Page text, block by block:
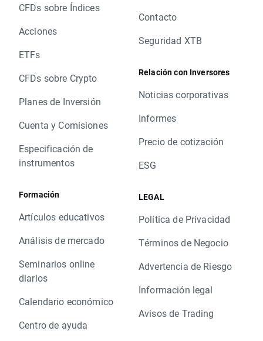
CFDs sobre Índices
Acciones
ETFs
CFDs sobre Crypto
Planes de Inversión
Cuenta y Comisiones
Especificación de
instrumentos
Formación
Artículos educativos
Análisis de mercado
Seminarios online
diarios
Calendario económico
Centro de ayuda
Contacto
Seguridad XTB
Relación con Inversores
Noticias corporativas
Informes
Precio de cotización
ESG
LEGAL
Política de Privacidad
Términos de Negocio
Advertencia de Riesgo
Información legal
Avisos de Trading